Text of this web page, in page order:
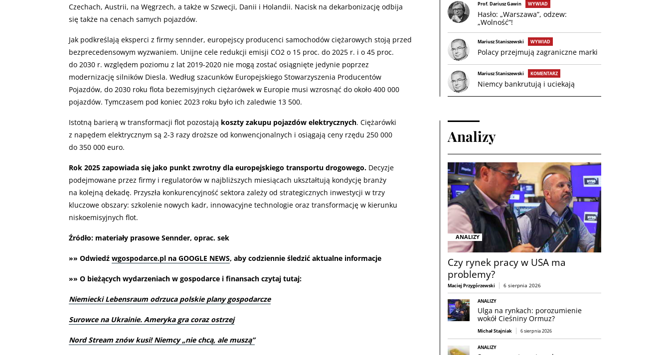
Czechach, Austrii, na Węgrzech, a także w Szwecji, Danii i Holandii. Nacisk na dekarbonizację odbija
się także na cenach samych pojazdów.
Jak podkreślają eksperci z firmy sennder, europejscy producenci samochodów ciężarowych stoją przed
bezprecedensowym wyzwaniem. Unijne cele redukcji emisji CO2 o 15 proc. do 2025 r. i o 45 proc.
do 2030 r. względem poziomu z lat 2019-2020 nie mogą zostać osiągnięte jedynie poprzez
modernizację silników Diesla. Według szacunków Europejskiego Stowarzyszenia Producentów
Pojazdów, do 2030 roku flota bezemisyjnych ciężarówek w Europie musi wzrosnąć do około 400 000
pojazdów. Tymczasem pod koniec 2023 roku było ich zaledwie 13 500.
Istotną barierą w transformacji flot pozostają koszty zakupu pojazdów elektrycznych. Ciężarówki
z napędem elektrycznym są 2-3 razy droższe od konwencjonalnych i osiągają ceny rzędu 250 000
do 350 000 euro.
Rok 2025 zapowiada się jako punkt zwrotny dla europejskiego transportu drogowego. Decyzje
podejmowane przez firmy i regulatorów w najbliższych miesiącach ukształtują kondycję branży
na kolejną dekadę. Przyszła konkurencyjność sektora zależy od strategicznych inwestycji w trzy
kluczowe obszary: szkolenie nowych kadr, innowacyjne technologie oraz transformację w kierunku
niskoemisyjnych flot.
Źródło: materiały prasowe Sennder, oprac. sek
»» Odwiedź wgospodarce.pl na GOOGLE NEWS, aby codziennie śledzić aktualne informacje
»» O bieżących wydarzeniach w gospodarce i finansach czytaj tutaj:
Niemiecki Lebensraum odrzuca polskie plany gospodarcze
Surowce na Ukrainie. Ameryka gra coraz ostrzej
Nord Stream znów kusi! Niemcy „nie chcą, ale muszą”
Prof. Dariusz Gawin WYWIAD
Hasło: „Warszawa”, odzew:
„Wolność”!
Mariusz Staniszewski WYWIAD
Polacy przejmują zagraniczne marki
Mariusz Staniszewski KOMENTARZ
Niemcy bankrutują i uciekają
Analizy
ANALIZY
Czy rynek pracy w USA ma
problemy?
Maciej Przygórzewski 6 sierpnia 2026
ANALIZY
Ulga na rynkach: porozumienie
wokół Cieśniny Ormuz?
Michał Stajniak 6 sierpnia 2026
ANALIZY